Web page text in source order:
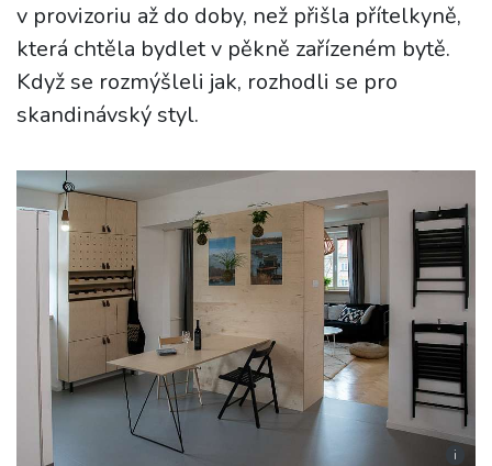
v provizoriu až do doby, než přišla přítelkyně,
která chtěla bydlet v pěkně zařízeném bytě.
Když se rozmýšleli jak, rozhodli se pro
skandinávský styl.
i